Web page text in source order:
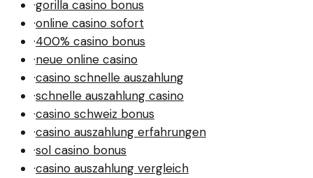
·gorilla casino bonus
·online casino sofort
·400% casino bonus
·neue online casino
·casino schnelle auszahlung
·schnelle auszahlung casino
·casino schweiz bonus
·casino auszahlung erfahrungen
·sol casino bonus
·casino auszahlung vergleich